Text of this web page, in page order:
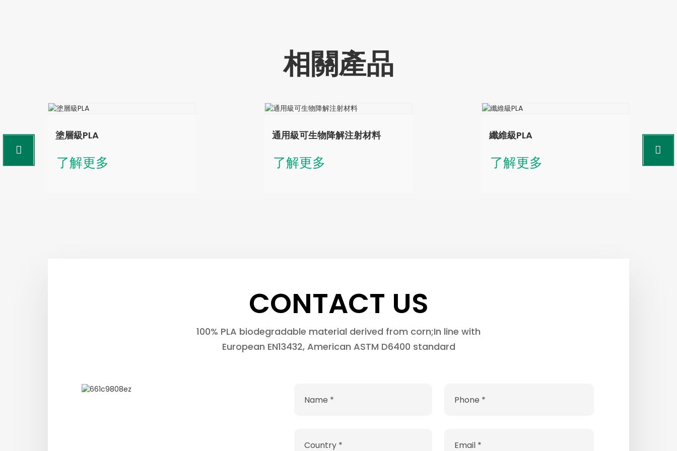
相關產品
塗層級PLA
了解更多
通用級可生物降解注射材料
了解更多
纖維級PLA
了解更多
CONTACT US
100% PLA biodegradable material derived from corn;In line with
European EN13432, American ASTM D6400 standard